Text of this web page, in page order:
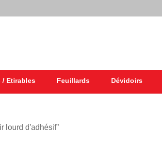
/ Etirables Feuillards Dévidoirs
lourd d'adhésif”